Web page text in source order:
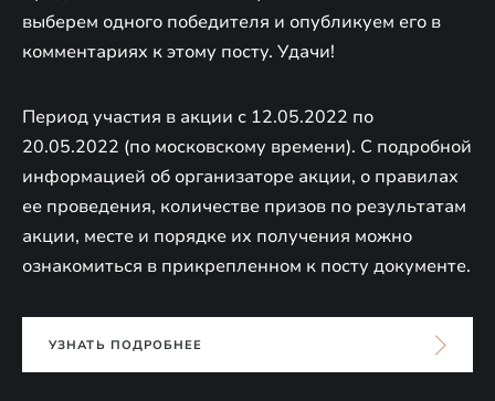
выберем одного победителя и опубликуем его в
комментариях к этому посту. Удачи!
Период участия в акции с 12.05.2022 по
20.05.2022 (по московскому времени). С подробной
информацией об организаторе акции, о правилах
ее проведения, количестве призов по результатам
акции, месте и порядке их получения можно
ознакомиться в прикрепленном к посту документе.
УЗНАТЬ ПОДРОБНЕЕ